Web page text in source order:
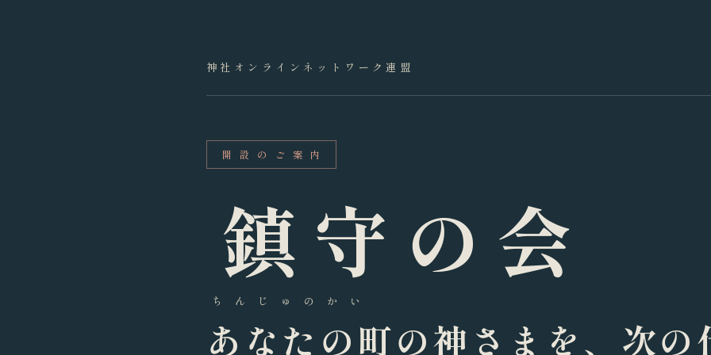
神社オンラインネットワーク連盟
開 設 の ご 案 内
鎮守の会
ち ん じ ゅ の か い
あなたの町の神さまを、次の